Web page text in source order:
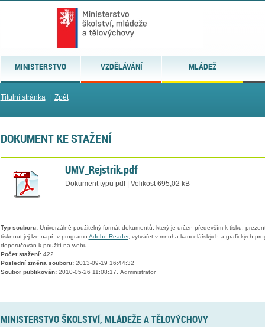
MINISTERSTVO VZDĚLÁVÁNÍ MLÁDEŽ
Titulní stránka| Zpět
DOKUMENT KE STAŽENÍ
UMV_Rejstrik.pdf
Dokument typu pdf | Velikost 695,02 kB
Typ souboru:Univerzálně použitelný formát dokumentů, který je určen především k tisku,
tisknout jej lze např. v programu Adobe Reader, vytvářet v mnoha kancelářských a grafických
doporučován k použití na webu.
Počet stažení:422
Poslední změna souboru:2013-09-19 16:44:32
Soubor publikován:2010-05-26 11:08:17, Administrator
MINISTERSTVO ŠKOLSTVÍ, MLÁDEŽE A TĚLOVÝCHOVY